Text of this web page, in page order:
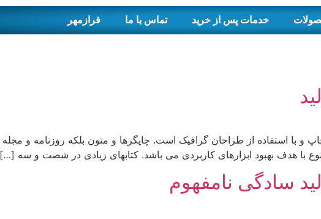
خدمات پس از خرید تماس با ما فرازمهر
و با استفاده از طراحان گرافیک است. چاپگرها و متون بلکه روزنامه و
با هدف بهبود ابزارهای کاربردی می باشد. کتابهای زیادی در شصت و سه […]
سادگی نامفهوم